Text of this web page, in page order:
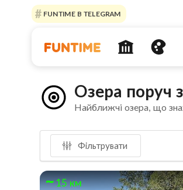
FUNTIME В TELEGRAM
Озера поруч
Найближчі озера, що
Фільтрувати
15 км